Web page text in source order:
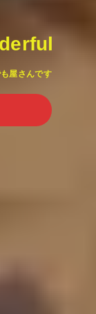
屋さんです